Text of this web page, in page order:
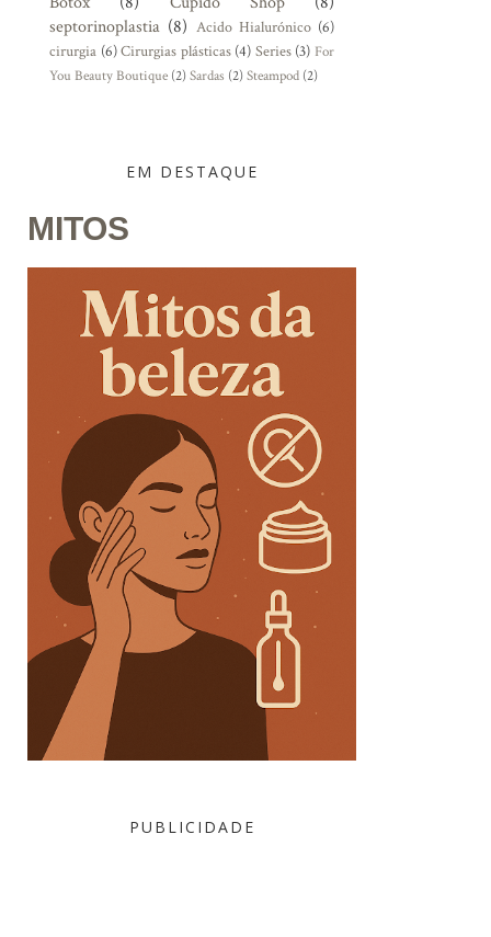
septorinoplastia (8) Acido Hialurónico (6)
cirurgia (6)Cirurgias plásticas (4) Series (3) For
You Beauty Boutique (2)Sardas (2)Steampod (2)
EM DESTAQUE
MITOS
PUBLICIDADE